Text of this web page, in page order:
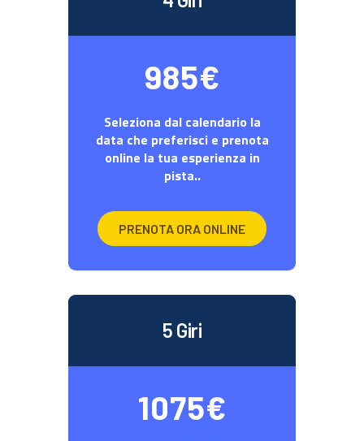
985€
Seleziona dal calendario la
data che preferisci e prenota
online la tua esperienza in
pista..
PRENOTA ORA ONLINE
5 Giri
1075€